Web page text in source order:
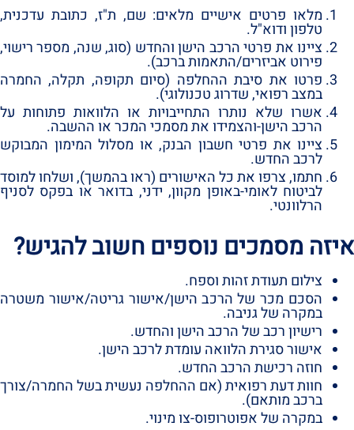
מלאו פרטים אישיים מלאים:‏ שם,‏ ת‏"ז,‏ כתובת עדכנית,‏
טלפון ודוא‏"ל.‏
ציינו את פרטי הרכב הישן והחדש ‏(סוג,‏ שנה,‏ מספר רישוי,‏
פירוט אביזרים/התאמות ברכב)‏.‏
פרטו את סיבת ההחלפה ‏(סיום תקופה,‏ תקלה,‏ החמרה
במצב רפואי,‏ שדרוג טכנולוגי)‏.‏
אשרו שלא נותרו התחייבויות או הלוואות פתוחות על
הרכב הישן-והצמידו את מסמכי המכר או ההשבה.‏
ציינו את פרטי חשבון הבנק,‏ או מסלול המימון המבוקש
לרכב החדש.‏
חתמו,‏ צרפו את כל האישורים ‏(ראו בהמשך)‏,‏ ושלחו למוסד
לביטוח לאומי-באופן מקוון,‏ ידני,‏ בדואר או בפקס לסניף
הרלוונטי.‏
איזה מסמכים נוספים חשוב להגיש?‏
צילום תעודת זהות וספח.‏
הסכם מכר של הרכב הישן/אישור גריטה/אישור משטרה
במקרה של גניבה.‏
רישיון רכב של הרכב הישן והחדש.‏
אישור סגירת הלוואה עומדת לרכב הישן.‏
חוזה רכישת הרכב החדש.‏
חוות דעת רפואית ‏(אם ההחלפה נעשית בשל החמרה/צורך
ברכב מותאם)‏.‏
במקרה של אפוטרופוס-צו מינוי.‏